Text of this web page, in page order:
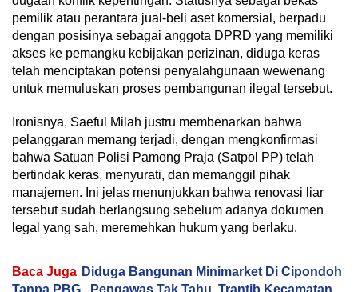
pemilik atau perantara jual-beli aset komersial, berpadu
dengan posisinya sebagai anggota DPRD yang memiliki
akses ke pemangku kebijakan perizinan, diduga keras
telah menciptakan potensi penyalahgunaan wewenang
untuk memuluskan proses pembangunan ilegal tersebut.
Ironisnya, Saeful Milah justru membenarkan bahwa
pelanggaran memang terjadi, dengan mengkonfirmasi
bahwa Satuan Polisi Pamong Praja (Satpol PP) telah
bertindak keras, menyurati, dan memanggil pihak
manajemen. Ini jelas menunjukkan bahwa renovasi liar
tersebut sudah berlangsung sebelum adanya dokumen
legal yang sah, meremehkan hukum yang berlaku.
Baca Juga Diduga Bangunan Minimarket Di Cipondoh